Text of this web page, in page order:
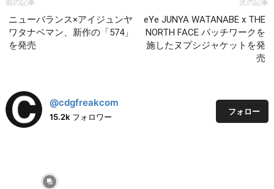
前の記事
ニューバランス×アイジュンヤ
ワタナベマン、新作の「574」
を発売
次の記事
eYe JUNYA WATANABE x THE
NORTH FACE パッチワークを
施したヌプシジャケットを発
売
@cdgfreakcom
15.2kフォロワー
フォロー